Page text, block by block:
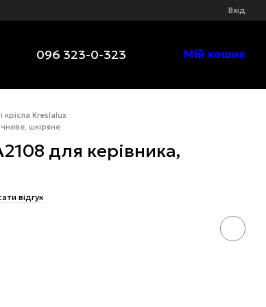
Вхід
096 323-0-323 Мій кошик
крісла Kreslalux
шкіряне
для керівника,
відгук